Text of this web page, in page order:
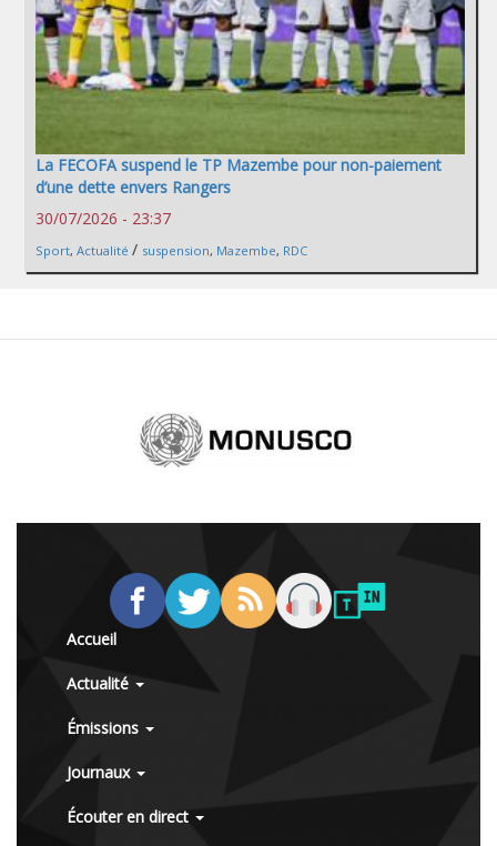
La FECOFA suspend le TP Mazembe pour non-paiement
d’une dette envers Rangers
30/07/2026 - 23:37
Sport, Actualité / suspension, Mazembe, RDC
Accueil
Actualité
Émissions
Journaux
Écouter en direct